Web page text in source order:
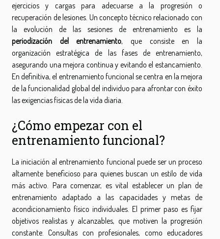
ejercicios y cargas para adecuarse a la progresión o
recuperación de lesiones. Un concepto técnico relacionado con
la evolución de las sesiones de entrenamiento es la
periodización del entrenamiento, que consiste en la
organización estratégica de las fases de entrenamiento,
asegurando una mejora continua y evitando el estancamiento.
En definitiva, el entrenamiento funcional se centra en la mejora
de la funcionalidad global del individuo para afrontar con éxito
las exigencias físicas de la vida diaria.
¿Cómo empezar con el
entrenamiento funcional?
La iniciación al entrenamiento funcional puede ser un proceso
altamente beneficioso para quienes buscan un estilo de vida
más activo. Para comenzar, es vital establecer un plan de
entrenamiento adaptado a las capacidades y metas de
acondicionamiento físico individuales. El primer paso es fijar
objetivos realistas y alcanzables, que motiven la progresión
constante. Consultas con profesionales, como educadores